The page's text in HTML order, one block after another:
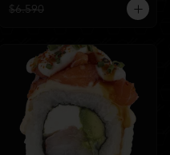
$6.590